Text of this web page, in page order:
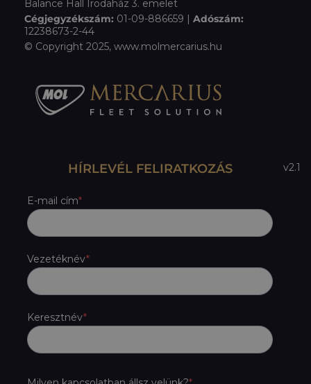
Balance Hall Irodaház 3. emelet
Cégjegyzékszám: 01-09-886659 | Adószám:
12238673-2-44
© Copyright 2025, www.molmercarius.hu
v2.1
HÍRLEVÉL FELIRATKOZÁS
E-mail cím
Vezetéknév
Keresztnév